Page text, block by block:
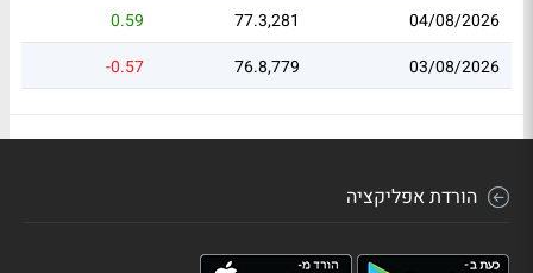
04/08/2026
77.3,281
0.59
03/08/2026
76.8,779
-0.57
הורדת אפליקציה